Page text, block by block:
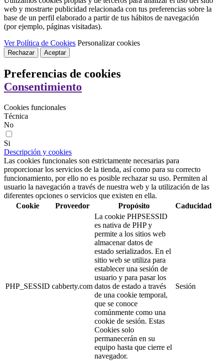
web y mostrarte publicidad relacionada con tus preferencias sobre la
base de un perfil elaborado a partir de tus hábitos de navegación
(por ejemplo, páginas visitadas).
Ver Política de Cookies Personalizar cookies
Rechazar Aceptar
Preferencias de cookies
Consentimiento
Cookies funcionales
Técnica
No
Si
Descripción y cookies
Las cookies funcionales son estrictamente necesarias para
proporcionar los servicios de la tienda, así como para su correcto
funcionamiento, por ello no es posible rechazar su uso. Permiten al
usuario la navegación a través de nuestra web y la utilización de las
diferentes opciones o servicios que existen en ella.
Cookie
Proveedor Propósito Caducidad
PHP_SESSID cabberty.com
La cookie PHPSESSID
es nativa de PHP y
permite a los sitios web
almacenar datos de
estado serializados. En el
sitio web se utiliza para
establecer una sesión de
usuario y para pasar los
datos de estado a través
de una cookie temporal,
que se conoce
comúnmente como una
cookie de sesión. Estas
Cookies solo
permanecerán en su
equipo hasta que cierre el
navegador.
Sesión